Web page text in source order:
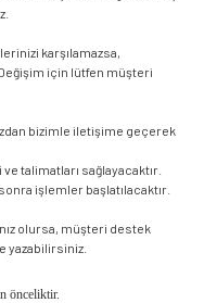
karşılamazsa,
için lütfen müşteri
bizimle iletişime geçerek
talimatları sağlayacaktır.
işlemler başlatılacaktır.
olursa, müşteri destek
yazabilirsiniz.
önceliktir.